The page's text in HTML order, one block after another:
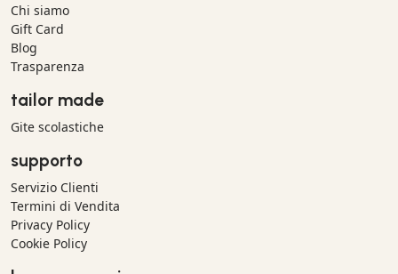
Chi siamo
Gift Card
Blog
Trasparenza
tailor made
Gite scolastiche
supporto
Servizio Clienti
Termini di Vendita
Privacy Policy
Cookie Policy